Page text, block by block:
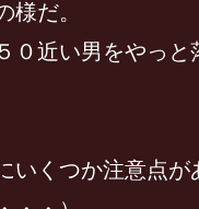
だ。
近い男をやっと
くつか注意点が